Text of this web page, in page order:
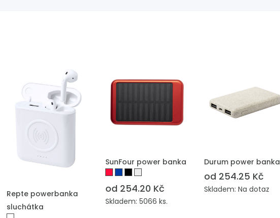
PŘIDAT DO POPTÁVKY
Repte powerbanka
sluchátka
PŘIDAT DO POPTÁVKY
SunFour power banka
od 254.20 Kč
Skladem: 5066 ks.
PŘIDAT DO POPTÁVKY
Durum power banka
od 254.25 Kč
Skladem: Na dotaz